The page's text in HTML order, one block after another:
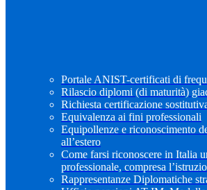
Portale ANIST-certificati di
Rilascio diplomi (di maturità)
Richiesta certificazione
Equivalenza ai fini professionali
Equipollenze e riconoscimento
all’estero
Come farsi riconoscere in Italia
professionale, compresa
Rappresentanze Diplomatiche